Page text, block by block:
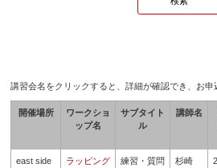
講習会名をクリックすると、詳細が確認でき、お申
開催場所
ワークショ
ップ名
サブタイト
ル
講師名
east side
ラッピング
練習・質問
杉崎